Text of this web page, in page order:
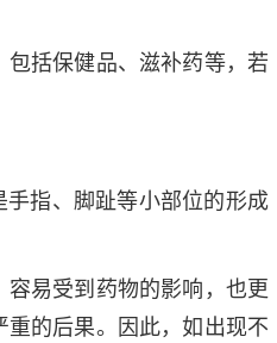
括保健品、滋补药等，若
指、脚趾等小部位的形成
易受到药物的影响，也更
的后果。因此，如出现不